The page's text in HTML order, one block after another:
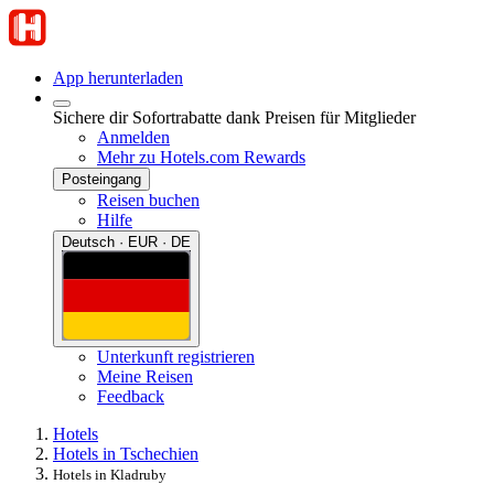
App herunterladen
Sichere dir Sofortrabatte dank Preisen für Mitglieder
Anmelden
Mehr zu Hotels.com Rewards
Posteingang
Reisen buchen
Hilfe
Deutsch · EUR · DE
Unterkunft registrieren
Meine Reisen
Feedback
Hotels
Hotels in Tschechien
Hotels in Kladruby